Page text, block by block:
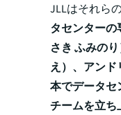
JLLはそれら
タセンターの
さき ふみの
え）、アンド
本でデータセ
チームを立ち